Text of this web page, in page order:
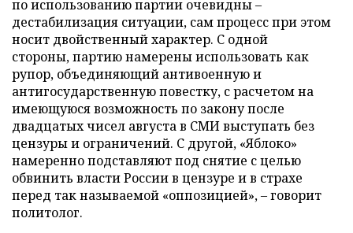
по использованию партии очевидны –
дестабилизация ситуации, сам процесс при этом
носит двойственный характер. С одной
стороны, партию намерены использовать как
рупор, объединяющий антивоенную и
антигосударственную повестку, с расчетом на
имеющуюся возможность по закону после
двадцатых чисел августа в СМИ выступать без
цензуры и ограничений. С другой, «Яблоко»
намеренно подставляют под снятие с целью
обвинить власти России в цензуре и в страхе
перед так называемой «оппозицией», – говорит
политолог.